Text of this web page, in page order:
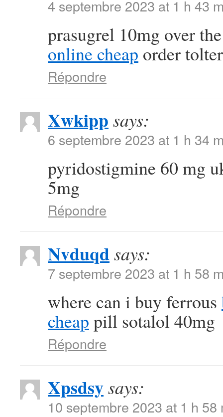
4 septembre 2023 at 1 h 43
prasugrel 10mg over
online cheap order
Répondre
Xwkipp says:
6 septembre 2023 at 1 h 34
pyridostigmine 60 mg
5mg
Répondre
Nvduqdsays:
7 septembre 2023 at 1 h 58
where can i buy ferrous
cheap pill sotalol 40mg
Répondre
Xpsdsysays:
10 septembre 2023 at 1 h 58